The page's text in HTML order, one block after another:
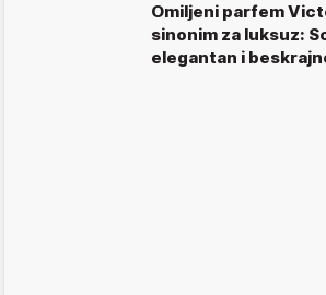
Omiljeni parfem
sinonim za luksuz:
elegantan i